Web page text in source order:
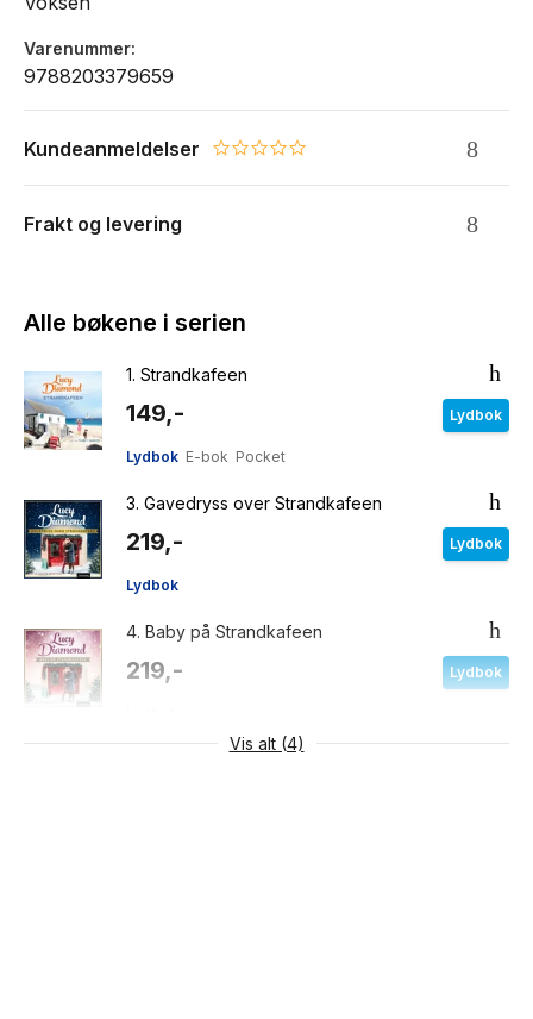
Varenummer
9788203379659
Kundeanmeldelser 0.0 star rating
Frakt og levering
Alle bøkene i serien
1. Strandkafeen
149,- Lydbok
Lydbok E-bok Pocket
3. Gavedryss over Strandkafeen
219,- Lydbok
Lydbok
4. Baby på Strandkafeen
219,- Lydbok
Vis alt (4)